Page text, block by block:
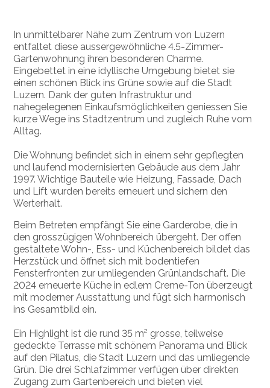
In unmittelbarer Nähe zum Zentrum von Luzern
entfaltet diese aussergewöhnliche 4.5-Zimmer-
Gartenwohnung ihren besonderen Charme.
Eingebettet in eine idyllische Umgebung bietet sie
einen schönen Blick ins Grüne sowie auf die Stadt
Luzern. Dank der guten Infrastruktur und
nahegelegenen Einkaufsmöglichkeiten geniessen Sie
kurze Wege ins Stadtzentrum und zugleich Ruhe vom
Alltag.
Die Wohnung befindet sich in einem sehr gepflegten
und laufend modernisierten Gebäude aus dem Jahr
1997. Wichtige Bauteile wie Heizung, Fassade, Dach
und Lift wurden bereits erneuert und sichern den
Werterhalt.
Beim Betreten empfängt Sie eine Garderobe, die in
den grosszügigen Wohnbereich übergeht. Der offen
gestaltete Wohn-, Ess- und Küchenbereich bildet das
Herzstück und öffnet sich mit bodentiefen
Fensterfronten zur umliegenden Grünlandschaft. Die
2024 erneuerte Küche in edlem Creme-Ton überzeugt
mit moderner Ausstattung und fügt sich harmonisch
ins Gesamtbild ein.
Ein Highlight ist die rund 35 m² grosse, teilweise
gedeckte Terrasse mit schönem Panorama und Blick
auf den Pilatus, die Stadt Luzern und das umliegende
Grün. Die drei Schlafzimmer verfügen über direkten
Zugang zum Gartenbereich und bieten viel